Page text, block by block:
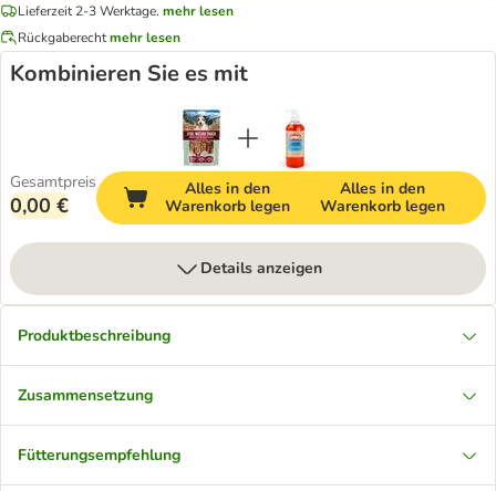
Lieferzeit 2-3 Werktage. mehr lesen
Rückgaberechtmehr lesen
Kombinieren Sie es mit
Gesamtpreis
0,00 €
Alles in den
Warenkorb legen
Alles in den
Warenkorb legen
Details anzeigen
Produktbeschreibung
Zusammensetzung
Fütterungsempfehlung